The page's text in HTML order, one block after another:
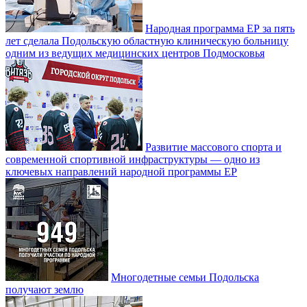
Народная программа ЕР за пять
лет сделала Подольскую областную клиническую больницу
одним из ведущих медицинских центров Подмосковья
Развитие массового спорта и
современной спортивной инфраструктуры — одно из
ключевых направлений народной программы ЕР
Многодетные семьи Подольска
получают землю